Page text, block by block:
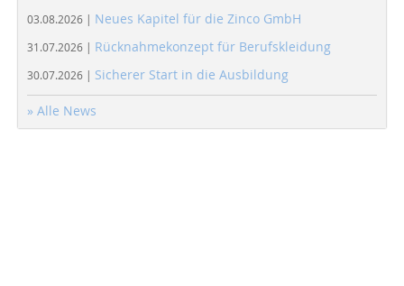
03.08.2026 | Neues Kapitel für die Zinco GmbH
31.07.2026 | Rücknahmekonzept für Berufskleidung
30.07.2026 | Sicherer Start in die Ausbildung
» Alle News